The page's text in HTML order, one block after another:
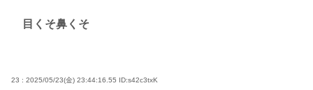
目くそ鼻くそ
23 : 2025/05/23(金) 23:44:16.55 ID:s42c3txK